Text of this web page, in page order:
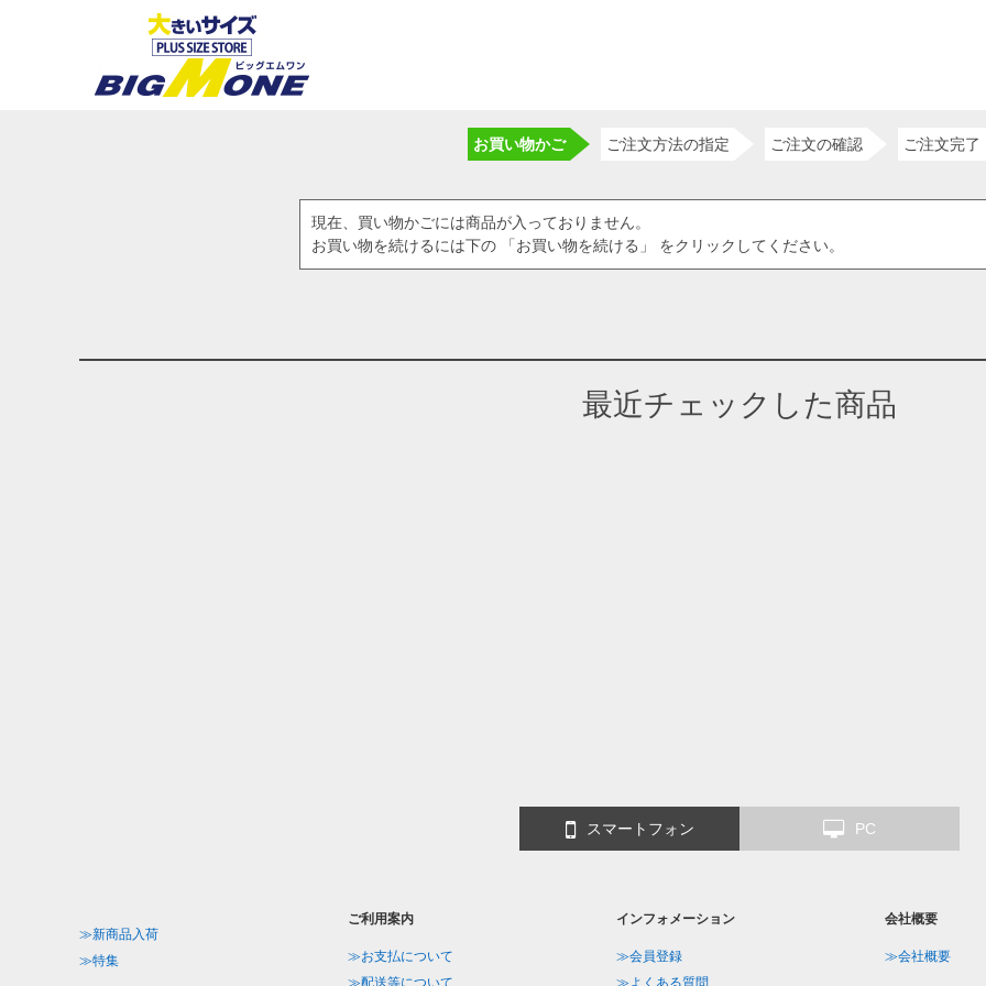
お買い物かご ご注文方法の指定 ご注文の確認 ご注文完了
現在、買い物かごには商品が入っておりません。
お買い物を続けるには下の 「お買い物を続ける」 をクリックしてください。
最近チェックした商品
スマートフォン PC
≫新商品入荷
≫特集
ご利用案内
≫お支払について
≫配送等について
インフォメーション
≫会員登録
≫よくある質問
会社概要
≫会社概要